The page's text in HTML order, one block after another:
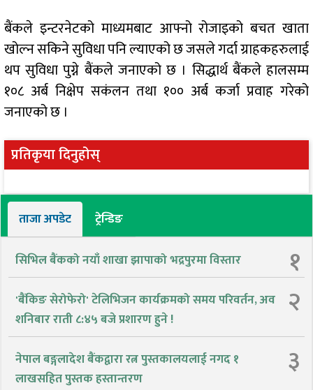
बैंकले इन्टरनेटको माध्यमबाट आफ्नो रोजाइको बचत खाता
खोल्न सकिने सुविधा पनि ल्याएको छ जसले गर्दा ग्राहकहरुलाई
थप सुविधा पुग्ने बैंकले जनाएको छ । सिद्धार्थ बैंकले हालसम्म
१०८ अर्ब निक्षेप सकंलन तथा १०० अर्ब कर्जा प्रवाह गरेको
जनाएको छ ।
प्रतिकृया दिनुहोस्
ताजा अपडेट ट्रेन्डिङ
सिभिल बैंकको नयाँ शाखा झापाको भद्रपुरमा विस्तार १
'बैंकिङ सेरोफेरो' टेलिभिजन कार्यक्रमको समय परिवर्तन, अव
शनिबार राती ८:४५ बजे प्रशारण हुने !
२
नेपाल बङ्गलादेश बैंकद्वारा रत्न पुस्तकालयलाई नगद १
लाखसहित पुस्तक हस्तान्तरण
३